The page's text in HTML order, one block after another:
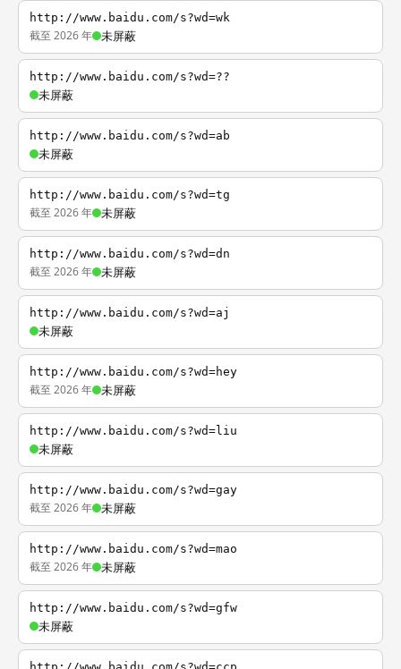
http://www.baidu.com/s?wd=wk
截至 2026 年 未屏蔽
http://www.baidu.com/s?wd=??
未屏蔽
http://www.baidu.com/s?wd=ab
未屏蔽
http://www.baidu.com/s?wd=tg
截至 2026 年 未屏蔽
http://www.baidu.com/s?wd=dn
截至 2026 年 未屏蔽
http://www.baidu.com/s?wd=aj
未屏蔽
http://www.baidu.com/s?wd=hey
截至 2026 年 未屏蔽
http://www.baidu.com/s?wd=liu
未屏蔽
http://www.baidu.com/s?wd=gay
截至 2026 年 未屏蔽
http://www.baidu.com/s?wd=mao
截至 2026 年 未屏蔽
http://www.baidu.com/s?wd=gfw
未屏蔽